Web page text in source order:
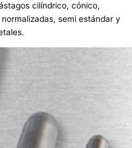
cilíndrico, cónico,
semi estándar y